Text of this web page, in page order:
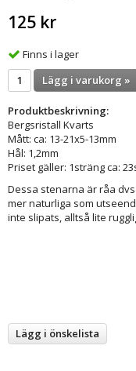
125 kr
Finns i lager
Lägg i varukorg »
Produktbeskrivning:
Bergsristall Kvarts
Mått: ca: 13-21x5-13mm
Hål: 1,2mm
Priset gäller: 1sträng ca:
Dessa stenarna är råa
mer naturliga som
inte slipats, alltså lite
Lägg i önskelista